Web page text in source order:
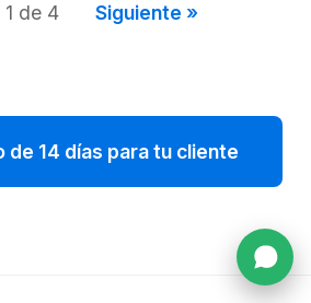
1 de 4 Siguiente »
de 14 días para tu cliente